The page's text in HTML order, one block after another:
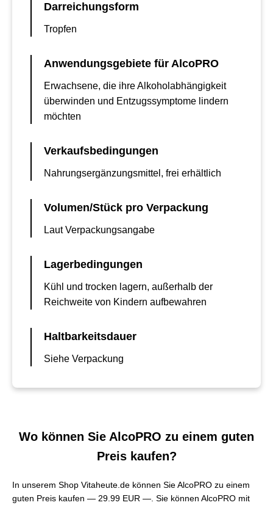
Darreichungsform
Tropfen
Anwendungsgebiete für AlcoPRO
Erwachsene, die ihre Alkoholabhängigkeit
überwinden und Entzugssymptome lindern
möchten
Verkaufsbedingungen
Nahrungsergänzungsmittel, frei erhältlich
Volumen/Stück pro Verpackung
Laut Verpackungsangabe
Lagerbedingungen
Kühl und trocken lagern, außerhalb der
Reichweite von Kindern aufbewahren
Haltbarkeitsdauer
Siehe Verpackung
Wo können Sie AlcoPRO zu einem guten
Preis kaufen?
In unserem Shop Vitaheute.de können Sie AlcoPRO zu einem
guten Preis kaufen — 29.99 EUR — . Sie können AlcoPRO mit